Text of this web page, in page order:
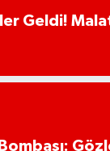
Geldi!